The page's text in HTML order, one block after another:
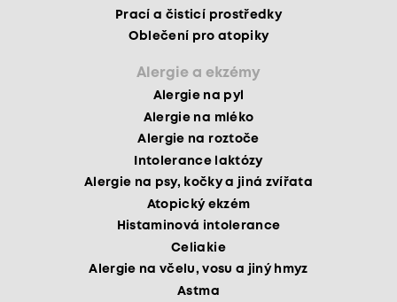
Prací a čisticí prostředky
Oblečení pro atopiky
Alergie a ekzémy
Alergie na pyl
Alergie na mléko
Alergie na roztoče
Intolerance laktózy
Alergie na psy, kočky a jiná zvířata
Atopický ekzém
Histaminová intolerance
Celiakie
Alergie na včelu, vosu a jiný hmyz
Astma